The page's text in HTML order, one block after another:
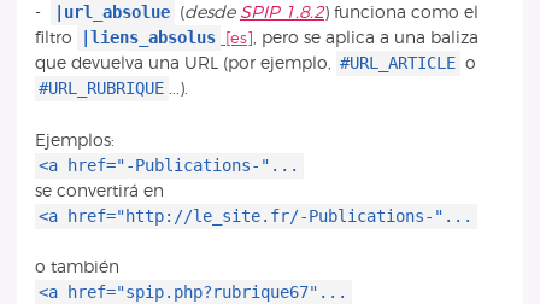
- |url_absolue (desde SPIP 1.8.2) funciona como el
filtro
|liens_absolus
, pero se aplica a una baliza
que devuelva una URL (por ejemplo,
#URL_ARTICLE o
#URL_RUBRIQUE ...).
Ejemplos:
<a href="-Publications-"...
se convertirá en
<a href="http://le_site.fr/-Publications-"...
o también
<a href="spip.php?rubrique67"...